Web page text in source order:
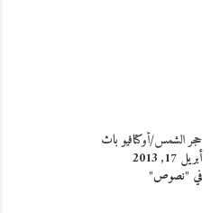
حجر الشمس/أوكتافيو باث
أبريل 17, 2013
في "نصوص"